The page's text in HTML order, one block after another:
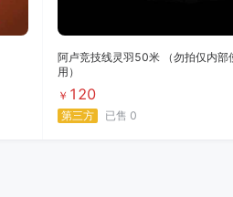
阿卢竞技线灵羽50米 （勿拍仅内部
用）
￥ 120
第三方 已售 0